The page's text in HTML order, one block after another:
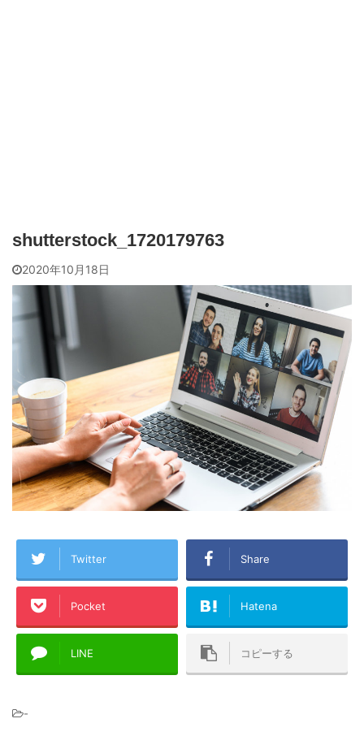
shutterstock_1720179763
2020年10月18日
Twitter Share
Pocket Hatena
LINE コピーする
-